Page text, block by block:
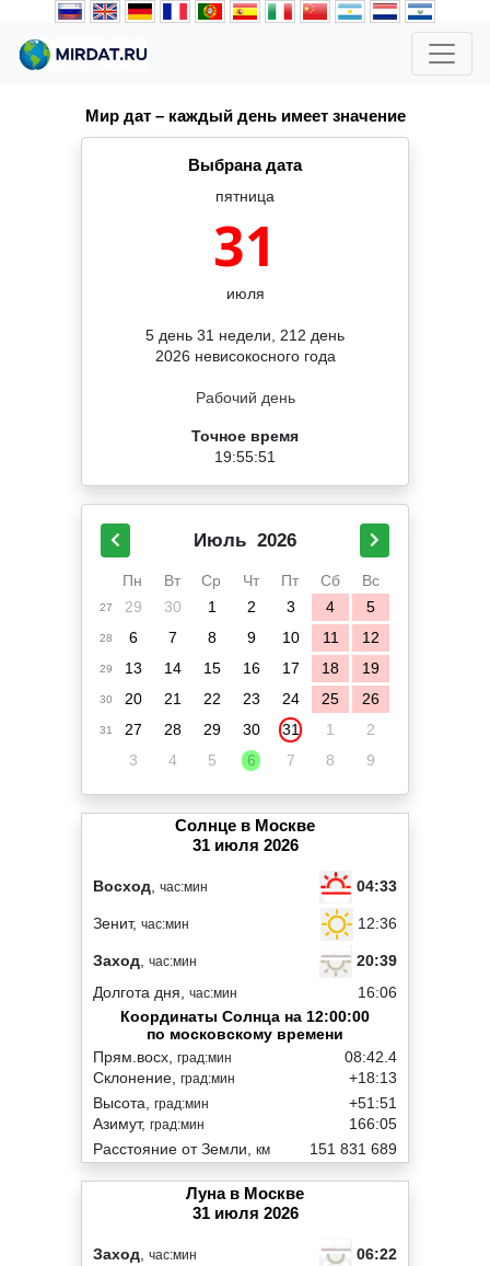
Мир дат – каждый день имеет значение
Выбрана дата
пятница
31
июля
5 день 31 недели, 212 день
2026 невисокосного года
Рабочий день
Точное время
19:55:51
Июль 2026
Пн Вт Ср Чт Пт Сб Вс
27 29 30 1 2 3 4 5
28 6 7 8 9 10 11 12
29 13 14 15 16 17 18 19
30 20 21 22 23 24 25 26
31 27 28 29 30 31 1
2
3
4 5 6 7 8 9
Солнце в Москве
31 июля 2026
Восход час:мин 04:33
Зенит, час:мин 12:36
Заход час:мин
20:39
Долгота дня, час:мин
16:06
Координаты Солнца на 12:00:00
по московскому времени
Прям.восх, град:мин
Склонение, град:мин
08:42.4
+18:13
Высота, град:мин
Азимут, град:мин
+51:51
166:05
Расстояние от Земли, км 151 831 689
Луна в Москве
31 июля 2026
Заход час:мин
06:22